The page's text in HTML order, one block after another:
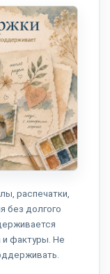
распечатки,
без долгого
и фактуры. Не